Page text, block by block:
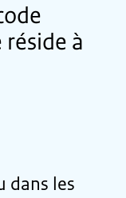
à
dans les